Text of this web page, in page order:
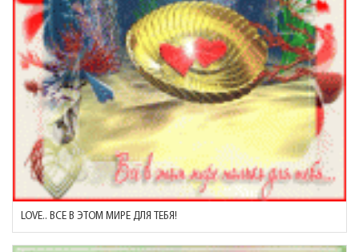
LOVE.. ВСЕ В ЭТОМ МИРЕ ДЛЯ ТЕБЯ!